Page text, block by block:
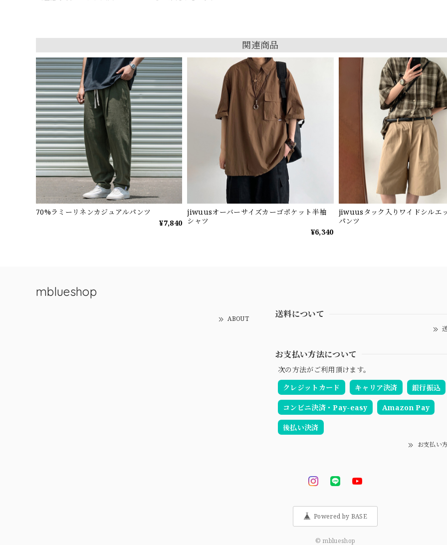
関連商品
70%ラミーリネンカジュアルパンツ
¥7,840
jiwuusオーバーサイズカーゴポケット半袖
シャツ
¥6,340
jiwuusタック入りワイドシルエ
パンツ
mblueshop
ABOUT 送料について
お支払い方法について
次の方法がご利用頂けます。
クレジットカード
キャリア決済 銀行振込
コンビニ決済・Pay-easy Amazon Pay
後払い決済
お支払い
Powered by BASE
© mblueshop